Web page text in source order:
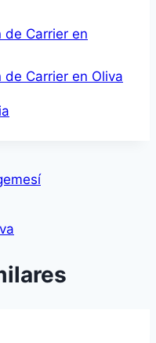
de Carrier en
Carrier en Oliva